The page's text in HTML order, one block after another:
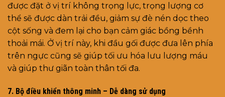
được đặt ở vị trí không trọng lực, trọng lượng cơ
thể sẽ được dàn trải đều, giảm sự đè nén dọc theo
cột sống và đem lại cho bạn cảm giác bồng bềnh
thoải mái. Ở vị trí này, khi đầu gối được đưa lên phía
trên ngực cũng sẽ giúp tối ưu hóa lưu lượng máu
và giúp thư giãn toàn thân tối đa.
7. Bộ điều khiển thông minh – Dễ dàng sử dụng